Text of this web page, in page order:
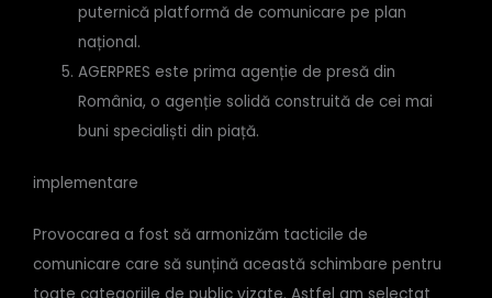
puternică platformă de comunicare pe plan
național.
AGERPRES este prima agenție de presă din
România, o agenție solidă construită de cei mai
buni specialiști din piață.
implementare
Provocarea a fost să armonizăm tacticile de
comunicare care să sunțină această schimbare pentru